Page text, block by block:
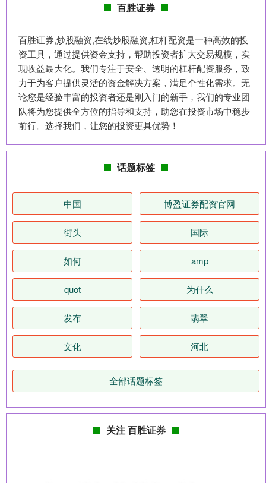
百胜证券
百胜证券,炒股融资,在线炒股融资,杠杆配资是一种高效的投
资工具，通过提供资金支持，帮助投资者扩大交易规模，实
现收益最大化。我们专注于安全、透明的杠杆配资服务，致
力于为客户提供灵活的资金解决方案，满足个性化需求。无
论您是经验丰富的投资者还是刚入门的新手，我们的专业团
队将为您提供全方位的指导和支持，助您在投资市场中稳步
前行。选择我们，让您的投资更具优势！
话题标签
中国 博盈证券配资官网
街头 国际
如何 amp
quot 为什么
发布 翡翠
文化 河北
全部话题标签
关注 百胜证券